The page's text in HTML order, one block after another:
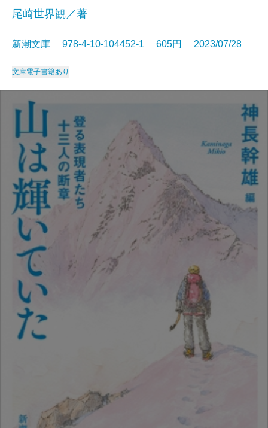
尾崎世界観／著
新潮文庫 978-4-10-104452-1 605円 2023/07/28
文庫電子書籍あり